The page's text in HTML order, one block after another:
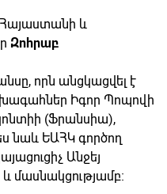
Հայաստանի և
Զոհրաբ
որն անցկացվել է
Իգոր Պոպովի
(Ֆրանսիա),
նաև ԵԱՀԿ գործող
Անջեյ
մասնակցությամբ։